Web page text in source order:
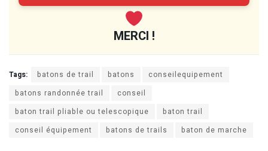
MERCI !
Tags: batons de trail batons
conseilequipement
batons randonnée trail
conseil
baton trail pliable ou telescopique
baton trail
conseil équipement
batons de trails baton de marche